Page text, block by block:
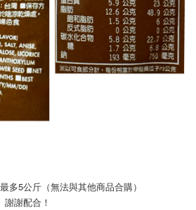
5公斤（無法與其他商品合購）
謝配合！